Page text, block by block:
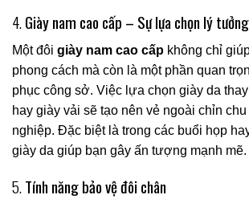
4.Giày nam cao cấp – Sự lựa chọn lý
Một đôi giày nam cao cấp không chỉ
phong cách mà còn là một phần quan
phục công sở. Việc lựa chọn giày da
hay giày vải sẽ tạo nên vẻ ngoài chỉn
nghiệp. Đặc biệt là trong các buổi họp
giày da giúp bạn gây ấn tượng mạnh mẽ.
5.Tính năng bảo vệ đôi chân